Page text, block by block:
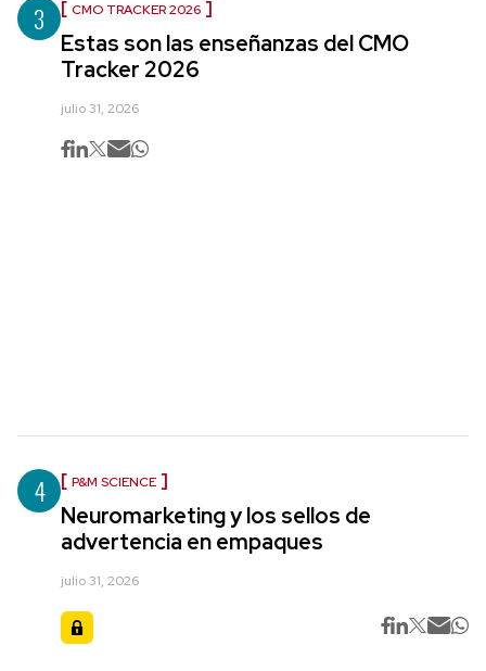
3 CMO TRACKER 2026
Estas son las enseñanzas del CMO
Tracker 2026
julio 31, 2026
4 P&M SCIENCE
Neuromarketing y los sellos de
advertencia en empaques
julio 31, 2026